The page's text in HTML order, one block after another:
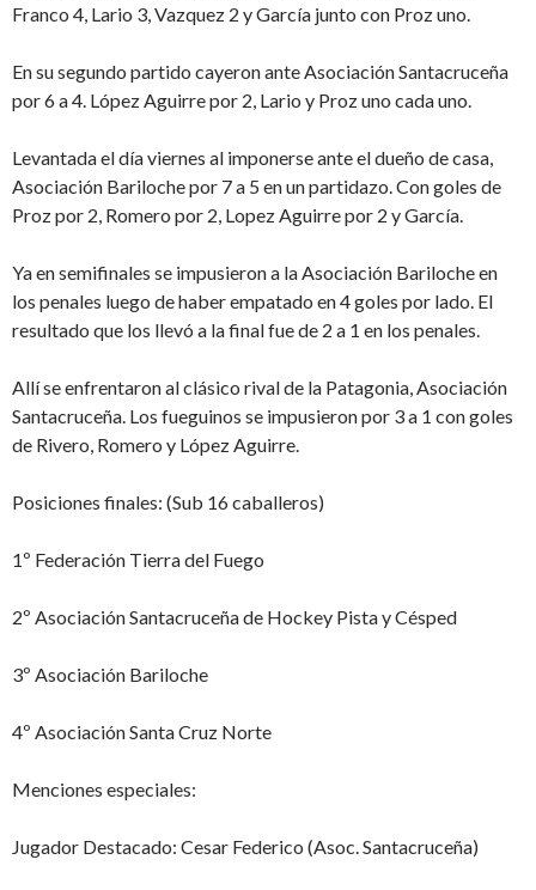
Franco 4, Lario 3, Vazquez 2 y García junto con Proz uno.
En su segundo partido cayeron ante Asociación Santacruceña
por 6 a 4. López Aguirre por 2, Lario y Proz uno cada uno.
Levantada el día viernes al imponerse ante el dueño de casa,
Asociación Bariloche por 7 a 5 en un partidazo. Con goles de
Proz por 2, Romero por 2, Lopez Aguirre por 2 y García.
Ya en semifinales se impusieron a la Asociación Bariloche en
los penales luego de haber empatado en 4 goles por lado. El
resultado que los llevó a la final fue de 2 a 1 en los penales.
Allí se enfrentaron al clásico rival de la Patagonia, Asociación
Santacruceña. Los fueguinos se impusieron por 3 a 1 con goles
de Rivero, Romero y López Aguirre.
Posiciones finales: (Sub 16 caballeros)
1º Federación Tierra del Fuego
2º Asociación Santacruceña de Hockey Pista y Césped
3º Asociación Bariloche
4º Asociación Santa Cruz Norte
Menciones especiales:
Jugador Destacado: Cesar Federico (Asoc. Santacruceña)